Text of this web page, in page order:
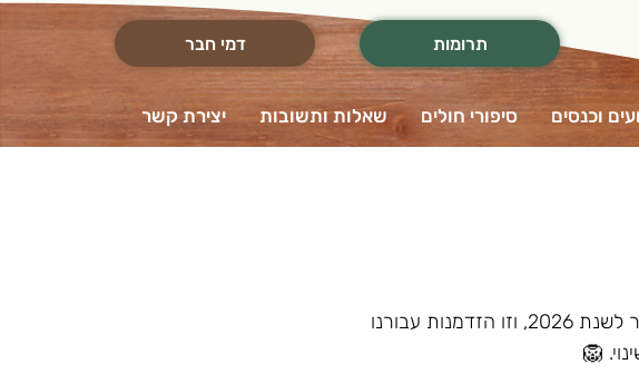
דמי חבר תרומות
וכנסים סיפורי חולים שאלות ותשובות יצירת קשר
חברים וחברות יקרים, אנחנו פותחים את ההרשמה לחידוש דמי החבר לשנת 2026, וזו הזדמנות עבורנו
🦁